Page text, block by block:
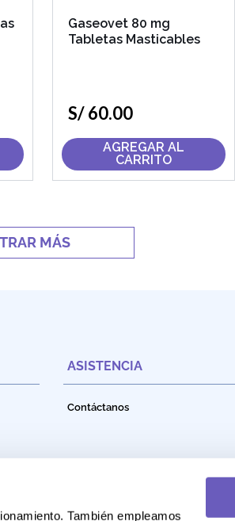
También empleamos
Gaseovet 80 mg
Tabletas Masticables
S/60.00
AGREGAR AL
CARRITO
MÁS
ASISTENCIA
Contáctanos